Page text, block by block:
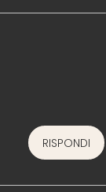
RISPONDI